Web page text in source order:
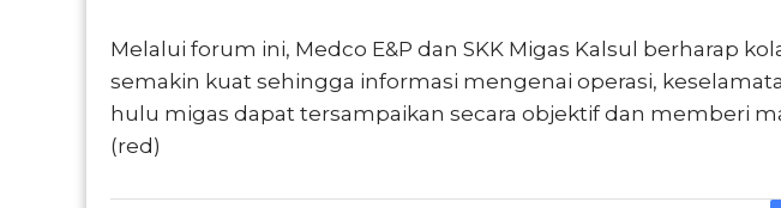
Melalui forum ini, Medco E&P dan SKK Migas Kalsul berharap
semakin kuat sehingga informasi mengenai operasi,
hulu migas dapat tersampaikan secara objektif dan memberi
(red)